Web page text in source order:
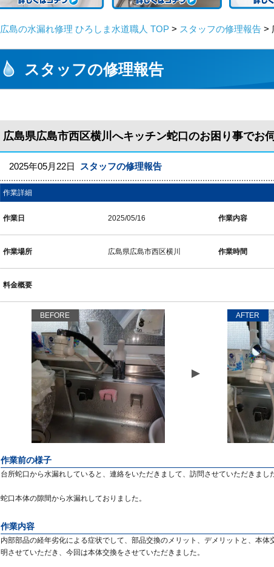
広島の水漏れ修理 ひろしま水道職人 TOP > スタッフの修理報告 >
スタッフの修理報告
広島県広島市西区横川へキッチン蛇口のお困り事でお
2025年05月22日 スタッフの修理報告
作業詳細
作業日 2025/05/16 作業内容
作業場所 広島県広島市西区横川 作業時間
料金概要
BEFORE AFTER
作業前の様子
台所蛇口から水漏れしていると、連絡をいただきまして、訪問させていただきまし
蛇口本体の隙間から水漏れしておりました。
作業内容
内部部品の経年劣化による症状でして、部品交換のメリット、デメリットと、本体
明させていただき、今回は本体交換をさせていただきました。